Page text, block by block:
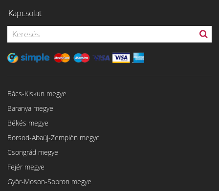
Kapcsolat
Bács-Kiskun megye
Baranya megye
Békés megye
Borsod-Abaúj-Zemplén megye
Csongrád megye
Fejér megye
Győr-Moson-Sopron megye